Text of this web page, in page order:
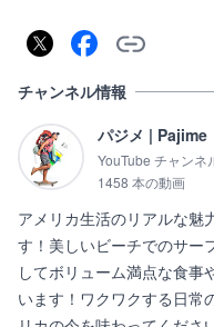
チャンネル情報
パジメ | Pajime
YouTube チャンネ
1458 本の動画
アメリカ生活のリアルな魅
す！美しいビーチでのサー
してボリューム満点な食事
います！ワクワクする日常